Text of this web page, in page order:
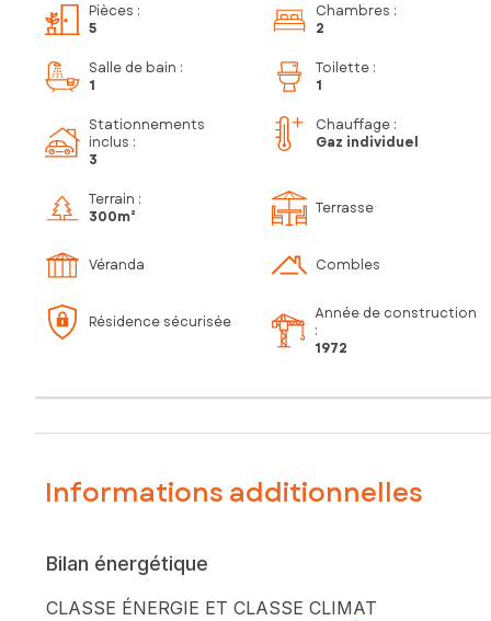
Pièces :
5
Chambres :
2
Salle de bain :
1
Toilette :
1
Stationnements
inclus :
3
Chauffage :
Gaz individuel
Terrain :
300m²
Terrasse
Véranda Combles
Résidence sécurisée
Année de construction
:
1972
Informations additionnelles
Bilan énergétique
CLASSE ÉNERGIE ET CLASSE CLIMAT